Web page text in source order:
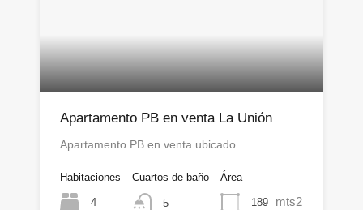
Apartamento PB en venta La Unión
Apartamento PB en venta ubicado…
Habitaciones
4
Cuartos de baño
5
Área
189 mts2